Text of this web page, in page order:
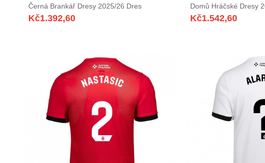
Černá Brankář Dresy 2025/26 Dres
Kč1.392,60
Domů Hráčské Dresy
Kč1.542,60